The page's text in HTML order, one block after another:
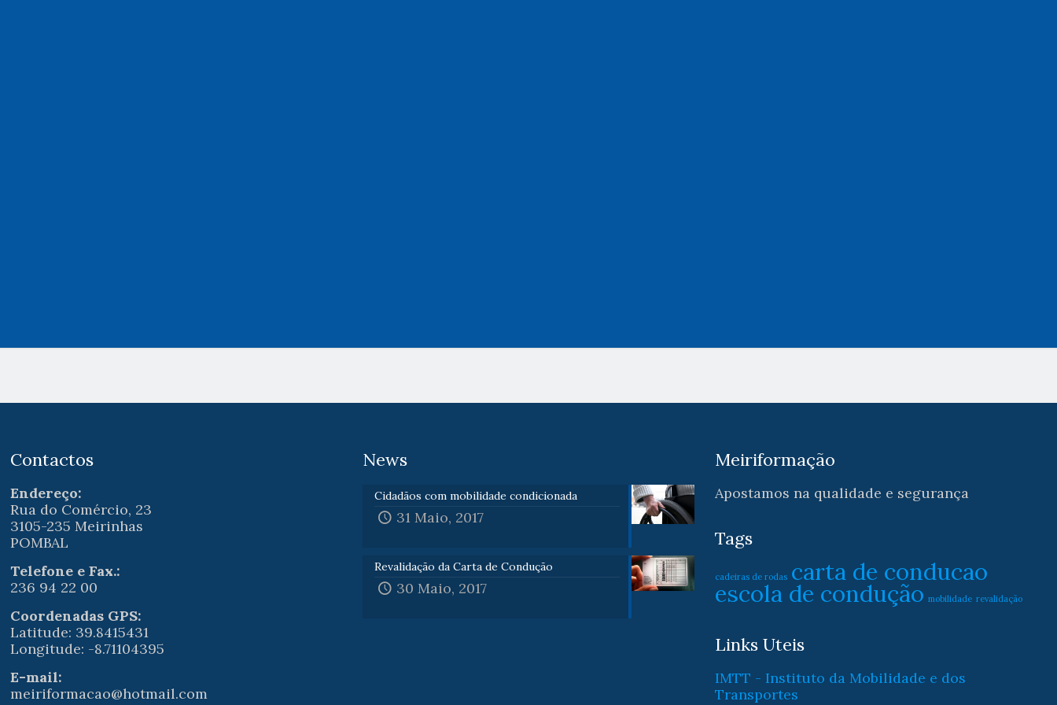
Contactos
Endereço:
Rua do Comércio, 23
3105-235 Meirinhas
POMBAL
Telefone e Fax.:
236 94 22 00
Coordenadas GPS:
Latitude: 39.8415431
Longitude: -8.71104395
E-mail:
meiriformacao@hotmail.com
News
Cidadãos com mobilidade condicionada
31 Maio, 2017
Revalidação da Carta de Condução
30 Maio, 2017
Meiriformação
Apostamos na qualidade e segurança
Tags
cadeiras de rodas carta de conducao
escola de condução mobilidade revalidação
Links Uteis
IMTT - Instituto da Mobilidade e dos
Transportes